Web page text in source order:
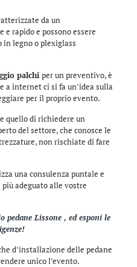
da un
rapido e possono essere
legno o plexiglass
palchi per un preventivo, è
a internet ci si fa un’idea sulla
per il proprio evento.
quello di richiedere un
del settore, che conosce le
non rischiate di fare
una consulenza puntale e
adeguato alle vostre
pedane Lissone , ed esponi le
d’installazione delle pedane
unico l’evento.